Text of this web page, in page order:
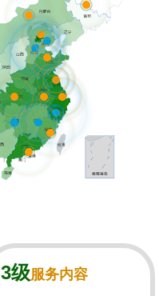
3级服务内容